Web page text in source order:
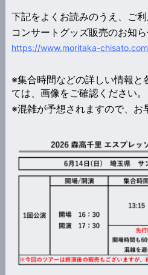
下記をよくお読みのうえ、ご利
コンサートグッズ販売のお知
https://www.moritaka-
※集合時間などの詳しい情報と
ては、画像をご確認ください。
※混雑が予想されますので、お